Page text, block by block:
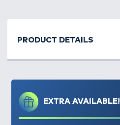
EXTRA AVAILABLE!
PRODUCT DETAILS